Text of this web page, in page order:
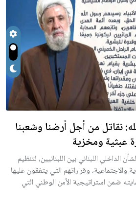
نقاتل من أجل أرضنا وشعبنا
عبثية ومخزية
اللبناني بين اللبنانيين، لتنظيم
والاجتماعية، وقراراتهم التي يتفقون عليها
ضمن استراتيجية الأمن الوطني التي